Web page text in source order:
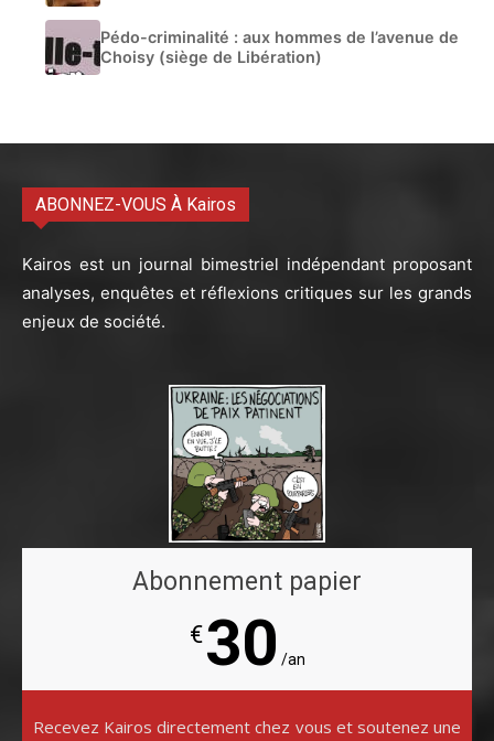
Pédo-criminalité : aux hommes de l’avenue de
Choisy (siège de Libération)
ABONNEZ-VOUS À Kairos
Kairos est un journal bimestriel indépendant proposant
analyses, enquêtes et réflexions critiques sur les grands
enjeux de société.
Abonnement papier
€30 /an
Recevez Kairos directement chez vous et soutenez une